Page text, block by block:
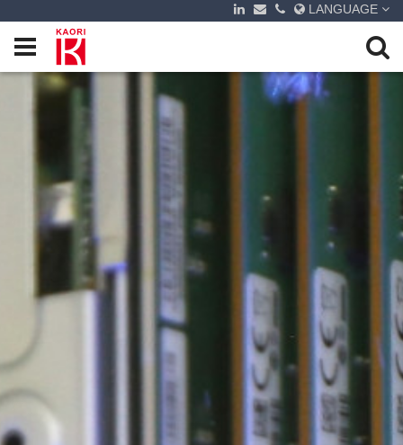
LANGUAGE